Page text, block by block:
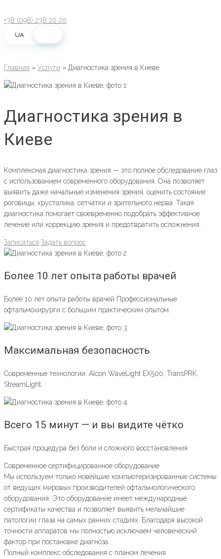
к
+38 (098) 238 20 20
UA
Главная » Услуги » Диагностика зрения в Киеве
Диагностика зрения в
Киеве
Комплексная диагностика зрения — это полное обследование глаз
с использованием современного оборудования. Она позволяет
выявить даже начальные изменения зрения, оценить состояние
роговицы, хрусталика, сетчатки и зрительного нерва. Такая
диагностика помогает своевременно подобрать эффективное
лечение или коррекцию зрения и предотвратить осложнения.
Записаться Задать вопрос
Более 10 лет опыта работы врачей
Более 10 лет опыта работы врачей Профессиональные
офтальмохирурги с большим практическим опытом.
Максимальная безопасность
Современные технологии: Alcon WaveLight EX500, TransPRK,
StreamLight.
Всего 15 минут — и вы видите чётко
Быстрая процедура без боли и сложного восстановления.
Современное сертифицированное оборудование
Мы используем только новейшие компьютеризированные системы
от ведущих мировых производителей офтальмологического
оборудования. Это оборудование имеет международные
сертификаты качества и позволяет выявить мельчайшие
патологии глаза на самых ранних стадиях. Благодаря высокой
точности аппаратов мы полностью исключаем человеческий
фактор при постановке диагноза.
Полный комплекс обследования с планом лечения